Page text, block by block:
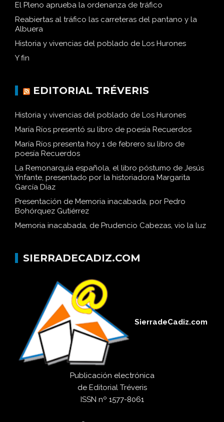
El Pleno aprueba la ordenanza de tráfico
Reabiertas al tráfico las carreteras del pantano y la
Albuera
Historia y vivencias del poblado de Los Hurones
Y fin
EDITORIAL TRÉVERIS
Historia y vivencias del poblado de Los Hurones
María Ríos presentó su libro de poesía Recuerdos
María Ríos presenta hoy 1 de febrero su libro de
poesía Recuerdos
La Remonarquía española, el libro póstumo de Jesús
Ynfante, presentado por la historiadora Margarita
García Díaz
Presentación de Memoria inacabada, por Pedro
Bohórquez Gutiérrez
Memoria inacabada, de Prudencio Cabezas, vio la luz
SIERRADECADIZ.COM
SierradeCadiz.com
Publicación electrónica
de Editorial Tréveris
ISSN nº 1577-8061